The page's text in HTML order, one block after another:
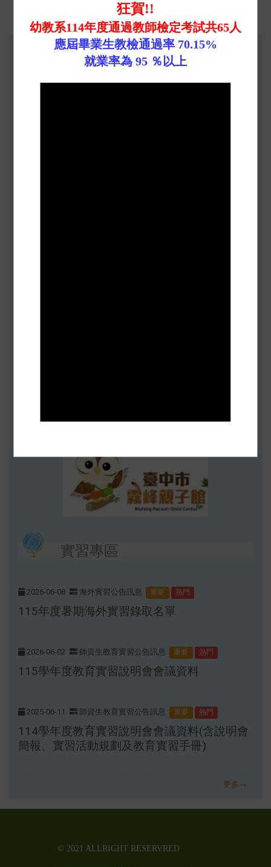
產學合作
實習專區
2026-06-08 海外實習公告訊息 重要 熱門
115年度暑期海外實習錄取名單
2026-06-02 師資生教育實習公告訊息 重要 熱門
115學年度教育實習說明會會議資料
2025-06-11 師資生教育實習公告訊息 重要 熱門
114學年度教育實習說明會會議資料(含說明會
簡報、實習活動規劃及教育實習手冊)
更多→
狂賀!!
幼教系114年度通過教師檢定考試共65人
應屆畢業生教檢通過率 70.15%
就業率為 95 ％以上
© 2021 ALLRIGHT RESERVRED